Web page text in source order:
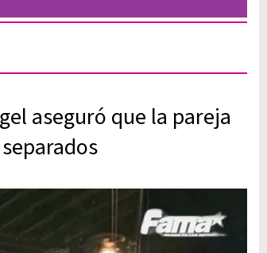
aseguró que la pareja